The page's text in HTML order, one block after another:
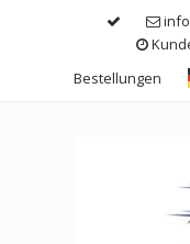
Bestellungen